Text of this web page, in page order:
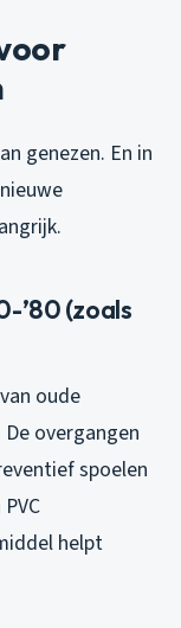
genezen. En in
’80 (zoals
oude
overgangen
spoelen
helpt